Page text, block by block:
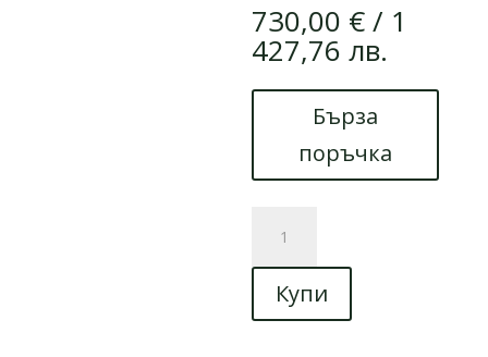
730,00 €/ 1
427,76 лв.
Бърза
поръчка
Електрическа
триколка
Max
Купи